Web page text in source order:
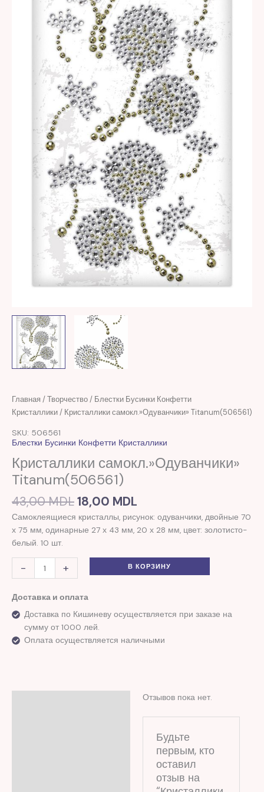
Главная /Творчество/ Блестки Бусинки Конфетти
Кристаллики/ Кристаллики самокл.»Одуванчики» Titanum(506561)
SKU: 506561
Блестки Бусинки Конфетти Кристаллики
Кристаллики самокл.»Одуванчики»
Titanum(506561)
43,00MDL
Первоначальная
цена
43,00 MDL.
18,00 MDL
Текущая
цена:
Самоклеящиеся кристаллы, рисунок: одуванчики, двойные 70
х 75 мм, одинарные 27 х 43 мм, 20 х 28 мм, цвет: золотисто-
белый. 10 шт.
-
Количество
товара
самокл."Одуванчики"
Titanum(506561)
+ В КОРЗИНУ
Доставка и оплата
Доставка по Кишиневу осуществляется при заказе на
сумму от 1000 лей.
Оплата осуществляется наличными
Отзывов пока нет.
Будьте
первым, кто
оставил
отзыв на